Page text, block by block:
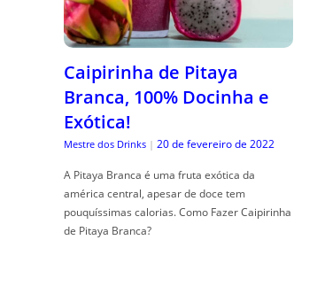
Caipirinha de Pitaya
Branca, 100% Docinha e
Exótica!
Mestre dos Drinks | 20 de fevereiro de 2022
A Pitaya Branca é uma fruta exótica da
américa central, apesar de doce tem
pouquíssimas calorias. Como Fazer Caipirinha
de Pitaya Branca?